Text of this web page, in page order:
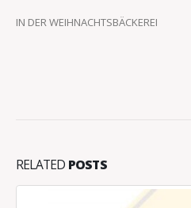
IN DER WEIHNACHTSBÄCKEREI
RELATED POSTS